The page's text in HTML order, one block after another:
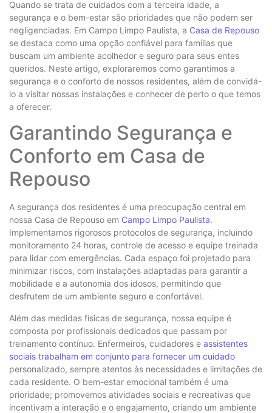
Quando se trata de cuidados com a terceira idade, a
segurança e o bem-estar são prioridades que não podem ser
negligenciadas. Em Campo Limpo Paulista, a Casa de Repouso
se destaca como uma opção confiável para famílias que
buscam um ambiente acolhedor e seguro para seus entes
queridos. Neste artigo, exploraremos como garantimos a
segurança e o conforto de nossos residentes, além de convidá-
lo a visitar nossas instalações e conhecer de perto o que temos
a oferecer.
Garantindo Segurança e
Conforto em Casa de
Repouso
A segurança dos residentes é uma preocupação central em
nossa Casa de Repouso em Campo Limpo Paulista.
Implementamos rigorosos protocolos de segurança, incluindo
monitoramento 24 horas, controle de acesso e equipe treinada
para lidar com emergências. Cada espaço foi projetado para
minimizar riscos, com instalações adaptadas para garantir a
mobilidade e a autonomia dos idosos, permitindo que
desfrutem de um ambiente seguro e confortável.
Além das medidas físicas de segurança, nossa equipe é
composta por profissionais dedicados que passam por
treinamento contínuo. Enfermeiros, cuidadores e assistentes
sociais trabalham em conjunto para fornecer um cuidado
personalizado, sempre atentos às necessidades e limitações de
cada residente. O bem-estar emocional também é uma
prioridade; promovemos atividades sociais e recreativas que
incentivam a interação e o engajamento, criando um ambiente